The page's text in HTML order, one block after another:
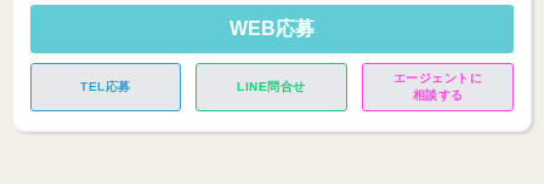
WEB応募
TEL応募 LINE問合せ
エージェントに
相談する